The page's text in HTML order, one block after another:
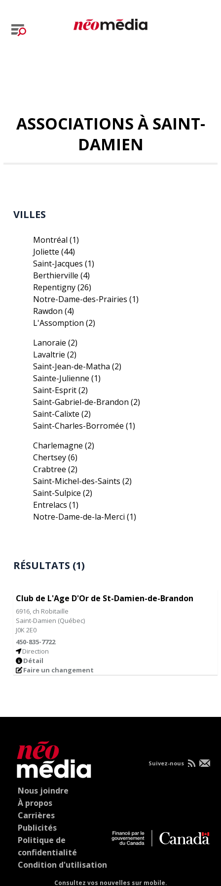
ASSOCIATIONS À SAINT-
DAMIEN
VILLES
Montréal(1)
Joliette(44)
Saint-Jacques(1)
Berthierville(4)
Repentigny(26)
Notre-Dame-des-Prairies(1)
Rawdon(4)
L'Assomption(2)
Lanoraie(2)
Lavaltrie(2)
Saint-Jean-de-Matha(2)
Sainte-Julienne(1)
Saint-Esprit(2)
Saint-Gabriel-de-Brandon(2)
Saint-Calixte(2)
Saint-Charles-Borromée(1)
Charlemagne(2)
Chertsey(6)
Crabtree(2)
Saint-Michel-des-Saints(2)
Saint-Sulpice(2)
Entrelacs(1)
Notre-Dame-de-la-Merci(1)
RÉSULTATS (1)
Club de L'Age D'Or de St-Damien-de-Brandon
6916, ch Robitaille
Saint-Damien (Québec)
J0K 2E0
450-835-7722
Direction
Détail
Faire un changement
Nous joindre
À propos
Carrières
Publicités
Politique de
confidentialité
Condition d'utilisation
Consultez vos nouvelles sur mobile.
Suivez-nous